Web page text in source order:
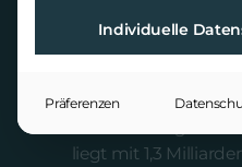
liegt mit 1,3
Individuelle
Präferenzen